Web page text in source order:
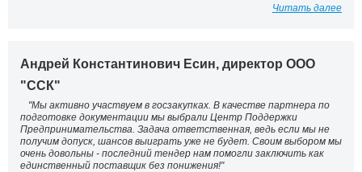
Читать далее
Андрей Константинович Есин, директор ООО
"ССК"
"Мы активно участвуем в госзакупках. В качестве партнера по
подготовке документации мы выбрали Центр Поддержки
Предпринимательства. Задача ответственная, ведь если мы не
получим допуск, шансов выиграть уже не будет. Своим выбором мы
очень довольны - последний тендер нам помогли заключить как
единственный поставщик без понижения!"